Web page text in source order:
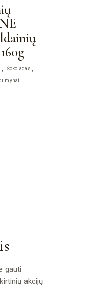
Šokoladas
gauti
akcijų